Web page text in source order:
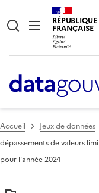
RÉPUBLIQUE
FRANÇAISE
Accueil Jeux de données
dépassements de valeurs
pour l'année 2024